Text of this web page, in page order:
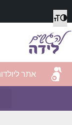
הפעל/כבה ניגודיות גבוהה
מתג גודל גופן
אתר